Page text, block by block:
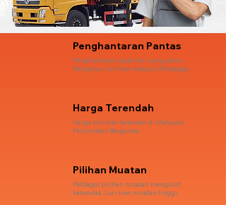
Penghantaran Pantas
Penghantaran pada hari yang sama.
Tempahan lori kren melalui Whatsapp.
Harga Terendah
Harga lori kren terendah di Malaysia.
Penjimatan Berganda.
Pilihan Muatan
Pelbagai pilihan muatan mengikut
kehendak. Lori kren muatan tinggi.